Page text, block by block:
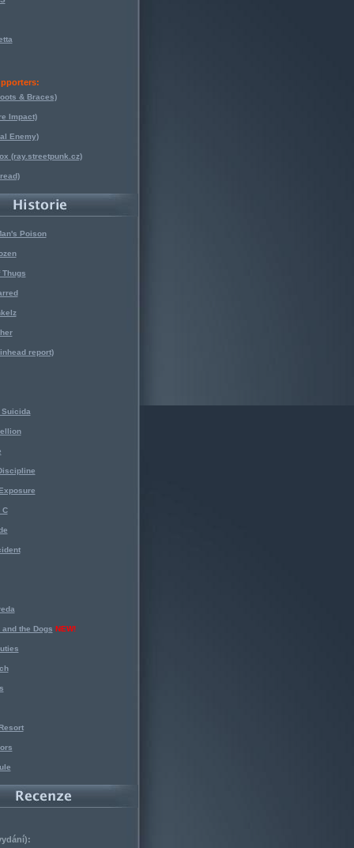
& Braces)
Impact)
Enemy)
(ray.streetpunk.cz)
Poison
Thugs
report)
Suicida
C
the Dogs NEW!